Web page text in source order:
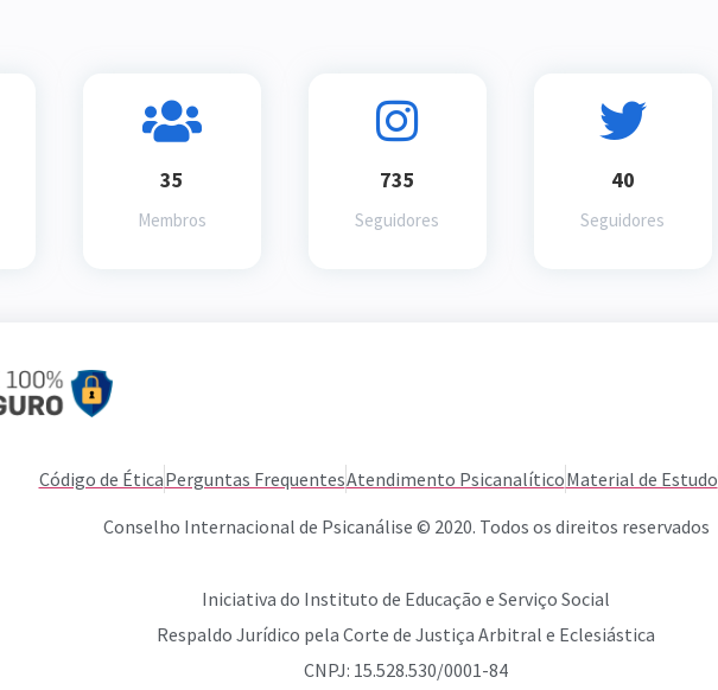
35
Membros
735
Seguidores
40
Seguidores
Código de ÉticaPerguntas FrequentesAtendimento PsicanalíticoMaterial de Estudo
Conselho Internacional de Psicanálise © 2020. Todos os direitos reservados
Iniciativa do Instituto de Educação e Serviço Social
Respaldo Jurídico pela Corte de Justiça Arbitral e Eclesiástica
CNPJ: 15.528.530/0001-84